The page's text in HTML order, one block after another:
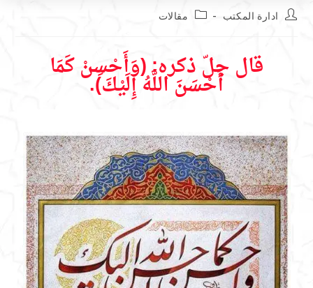
ادارة المكتب مقالات
قال جلّ ذكره: (وَأَحْسِنْ كَمَا
أَحْسَنَ اللَّهُ إِلَيْكَ).